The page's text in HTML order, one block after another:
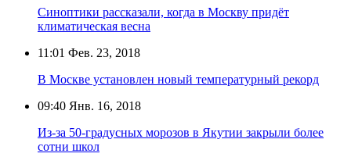
Cиноптики рассказали, когда в Москву придёт
климатическая весна
11:01 Фев. 23, 2018
В Москве установлен новый температурный рекорд
09:40 Янв. 16, 2018
Из-за 50-градусных морозов в Якутии закрыли более
сотни школ